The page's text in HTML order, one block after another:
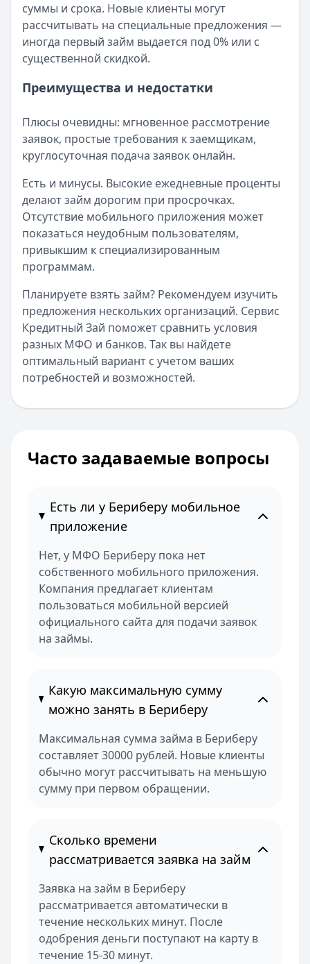
суммы и срока. Новые клиенты могут
рассчитывать на специальные предложения —
иногда первый займ выдается под 0% или с
существенной скидкой.
Преимущества и недостатки
Плюсы очевидны: мгновенное рассмотрение
заявок, простые требования к заемщикам,
круглосуточная подача заявок онлайн.
Есть и минусы. Высокие ежедневные проценты
делают займ дорогим при просрочках.
Отсутствие мобильного приложения может
показаться неудобным пользователям,
привыкшим к специализированным
программам.
Планируете взять займ? Рекомендуем изучить
предложения нескольких организаций. Сервис
Кредитный Зай поможет сравнить условия
разных МФО и банков. Так вы найдете
оптимальный вариант с учетом ваших
потребностей и возможностей.
Часто задаваемые вопросы
Есть ли у Бериберу мобильное
приложение
Нет, у МФО Бериберу пока нет
собственного мобильного приложения.
Компания предлагает клиентам
пользоваться мобильной версией
официального сайта для подачи заявок
на займы.
Какую максимальную сумму
можно занять в Бериберу
Максимальная сумма займа в Бериберу
составляет 30000 рублей. Новые клиенты
обычно могут рассчитывать на меньшую
сумму при первом обращении.
Сколько времени
рассматривается заявка на займ
Заявка на займ в Бериберу
рассматривается автоматически в
течение нескольких минут. После
одобрения деньги поступают на карту в
течение 15-30 минут.